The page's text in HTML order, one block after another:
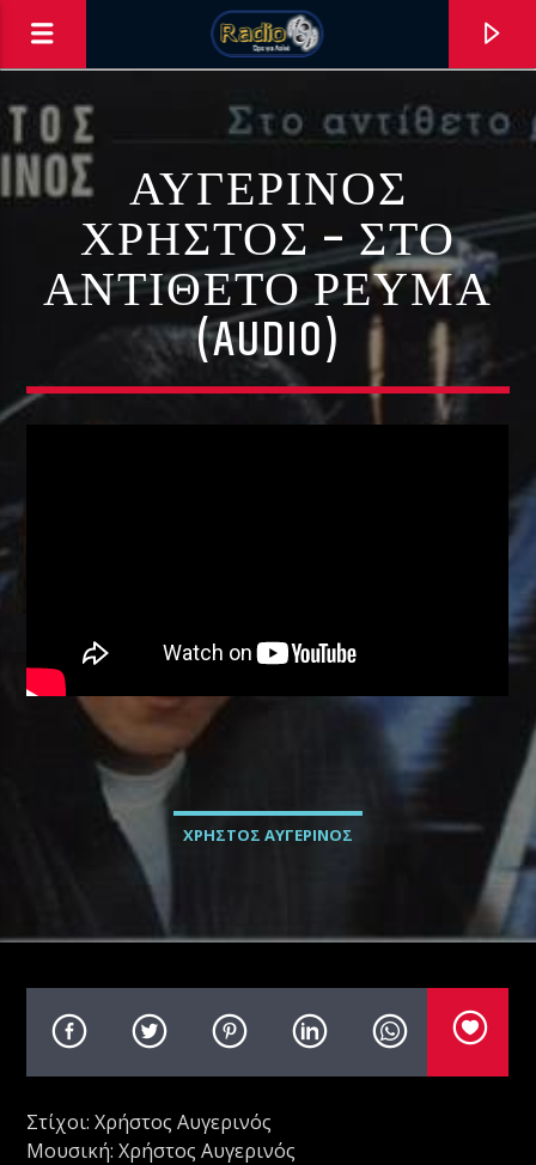
0:00
ΑΥΓΕΡΙΝΌΣ
ΧΡΉΣΤΟΣ – ΣΤΟ
ΑΝΤΊΘΕΤΟ ΡΕΎΜΑ
(AUDIO)
ΧΡΗΣΤΟΣ ΑΥΓΕΡΙΝΟΣ
Στίχοι: Χρήστος Αυγερινός
Μουσική: Χρήστος Αυγερινός